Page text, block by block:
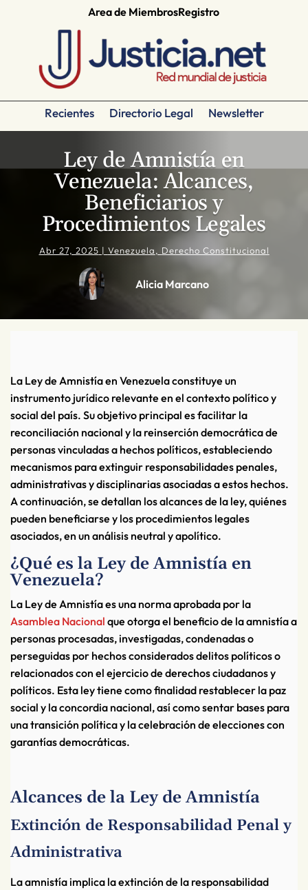
Area de MiembrosRegistro
Recientes Directorio Legal Newsletter
Ley de Amnistía en
Venezuela: Alcances,
Beneficiarios y
Procedimientos Legales
Abr 27, 2025 | Venezuela, Derecho Constitucional
Alicia Marcano
La Ley de Amnistía en Venezuela constituye un
instrumento jurídico relevante en el contexto político y
social del país. Su objetivo principal es facilitar la
reconciliación nacional y la reinserción democrática de
personas vinculadas a hechos políticos, estableciendo
mecanismos para extinguir responsabilidades penales,
administrativas y disciplinarias asociadas a estos hechos.
A continuación, se detallan los alcances de la ley, quiénes
pueden beneficiarse y los procedimientos legales
asociados, en un análisis neutral y apolítico.
¿Qué es la Ley de Amnistía en
Venezuela?
La Ley de Amnistía es una norma aprobada por la
Asamblea Nacional que otorga el beneficio de la amnistía a
personas procesadas, investigadas, condenadas o
perseguidas por hechos considerados delitos políticos o
relacionados con el ejercicio de derechos ciudadanos y
políticos. Esta ley tiene como finalidad restablecer la paz
social y la concordia nacional, así como sentar bases para
una transición política y la celebración de elecciones con
garantías democráticas.
Alcances de la Ley de Amnistía
Extinción de Responsabilidad Penal y
Administrativa
La amnistía implica la extinción de la responsabilidad